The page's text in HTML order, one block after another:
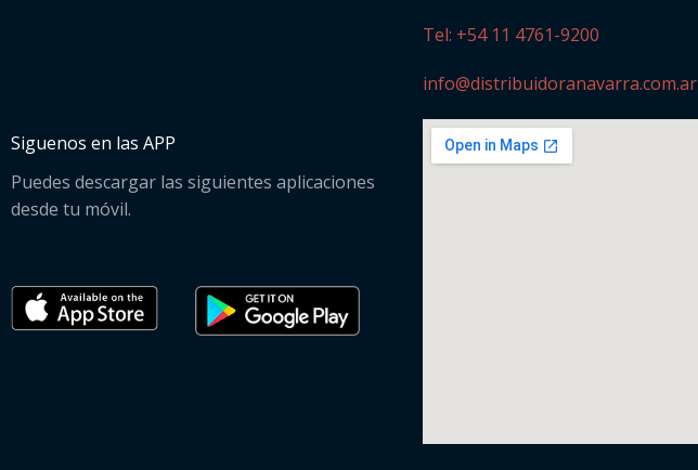
Siguenos en las APP
Puedes descargar las siguientes aplicaciones
desde tu móvil.
Tel: +54 11 4761-9200
info@distribuidoranavarra.com.ar